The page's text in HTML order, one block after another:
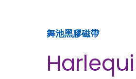
舞池黑膠磁帶